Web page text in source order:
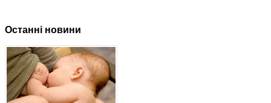
Останні новини